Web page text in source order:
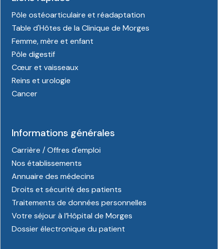
Pôle ostéoarticulaire et réadaptation
Table d'Hôtes de la Clinique de Morges
Femme, mère et enfant
Pôle digestif
Cœur et vaisseaux
Reins et urologie
Cancer
Informations générales
Carrière / Offres d'emploi
Nos établissements
Annuaire des médecins
Droits et sécurité des patients
Traitements de données personnelles
Votre séjour à l’Hôpital de Morges
Dossier électronique du patient